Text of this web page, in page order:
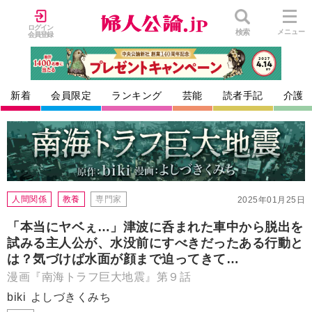
ログイン
会員登録
検索 メニュー
新着 会員限定 ランキング 芸能 読者手記 介護
2025年01月25日
人間関係 教養 専門家
「本当にヤベぇ…」津波に呑まれた車中から脱出を
試みる主人公が、水没前にすべきだったある行動と
は？気づけば水面が顔まで迫ってきて…
漫画『南海トラフ巨大地震』第９話
biki よしづきくみち